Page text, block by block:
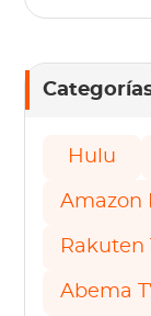
Hulu
Amazon
Rakuten
Abema